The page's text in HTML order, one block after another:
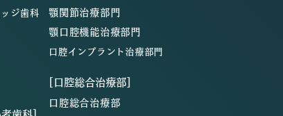
ジ歯科
顎関節治療部門
顎口腔機能治療部門
口腔インプラント治療部門
[口腔総合治療部]
口腔総合治療部